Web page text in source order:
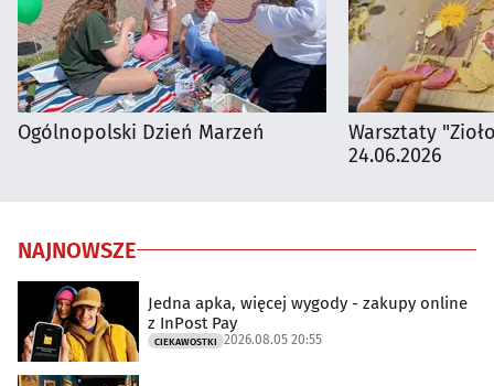
Ogólnopolski Dzień Marzeń
Warsztaty
24.06.2026
NAJNOWSZE
Jedna apka, więcej wygody - zakupy online
z InPost Pay
CIEKAWOSTKI 2026.08.05 20:55